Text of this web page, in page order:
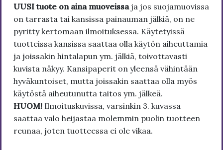
UUSI tuote on aina muoveissa ja jos suojamuovissa
on tarrasta tai kansissa painauman jälkiä, on ne
pyritty kertomaan ilmoituksessa. Käytetyissä
tuotteissa kansissa saattaa olla käytön aiheuttamia
ja joissakin hintalapun ym. jälkiä, toivottavasti
kuvista näkyy. Kansipaperit on yleensä vähintään
hyväkuntoiset, mutta joissakin saattaa olla myös
käytöstä aiheutunutta taitos ym. jälkeä.
HUOM! Ilmoituskuvissa, varsinkin 3. kuvassa
saattaa valo heijastaa molemmin puolin tuotteen
reunaa, joten tuotteessa ei ole vikaa.